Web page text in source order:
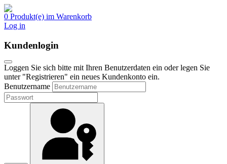
0 Produkt(e) im Warenkorb
Log in
Kundenlogin
Loggen Sie sich bitte mit Ihren Benutzerdaten ein oder legen Sie
unter "Registrieren" ein neues Kundenkonto ein.
Benutzername